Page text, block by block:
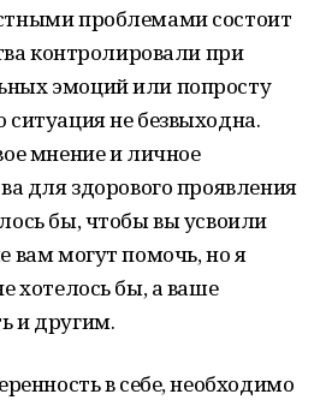
проблемами состоит
контролировали при
эмоций или попросту
не безвыходна.
мнение и личное
для здорового проявления
бы, чтобы вы усвоили
вам могут помочь, но я
хотелось бы, а ваше
и другим.
в себе, необходимо